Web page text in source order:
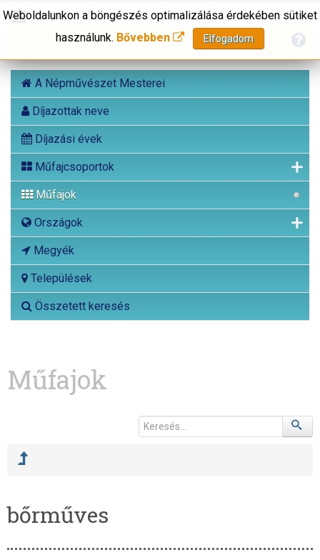
A Népművészet Mesterei
Díjazottak neve
Díjazási évek
Műfajcsoportok
Műfajok
Országok
Megyék
Települések
Összetett keresés
Weboldalunkon a böngészés optimalizálása érdekében sütiket
használunk. Bővebben Elfogadom
Műfajok
bőrműves